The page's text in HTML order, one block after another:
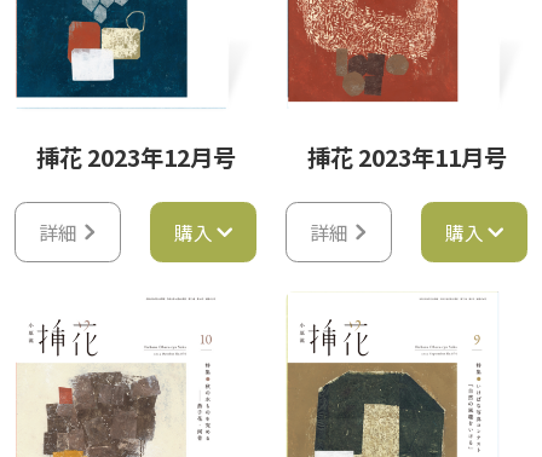
挿花 2023年12月号
詳細 購入
挿花 2023年11月号
詳細 購入